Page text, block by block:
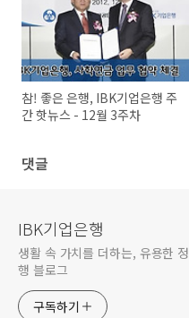
참! 좋은 은행, IBK기업은행 주
간 핫뉴스 - 12월 3주차
댓글
IBK기업은행
생활 속 가치를 더하는, 유용한
행 블로그
구독하기